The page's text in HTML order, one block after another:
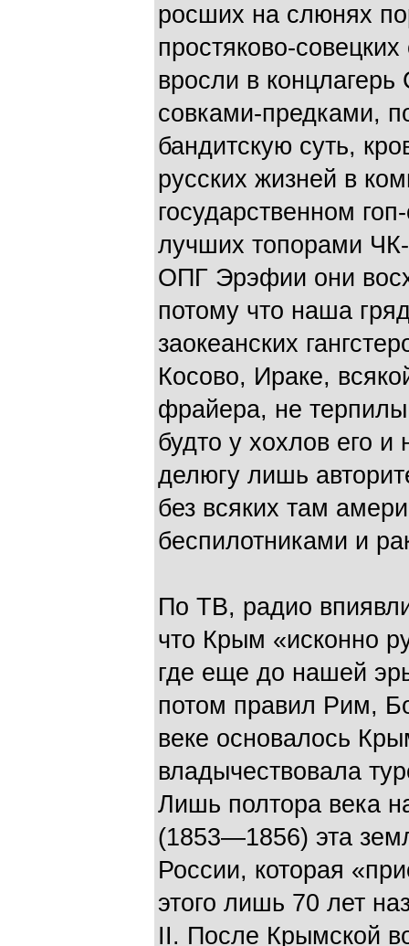
росших на слюнях
простяково-
вросли в
совками-предками,
бандитскую суть,
русских жизней в
государственном
лучших топорами
ОПГ Эрэфии они
потому что наша
заокеанских
Косово, Ираке,
фрайера, не
будто у хохлов его
делюгу лишь
без всяких там
беспилотниками и
По ТВ, радио
что Крым «исконно
где еще до нашей
потом правил Рим,
веке основалось
владычествовала
Лишь полтора века
(1853—1856) эта
России, которая
этого лишь 70 лет
II. После Крымской